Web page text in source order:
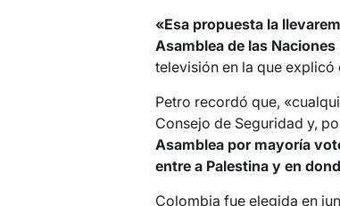
«Esa propuesta la
Asamblea de las Naciones
televisión en la que
Petro recordó que,
Consejo de Seguridad y,
Asamblea por mayoría
entre a Palestina y en
Colombia fue elegida en